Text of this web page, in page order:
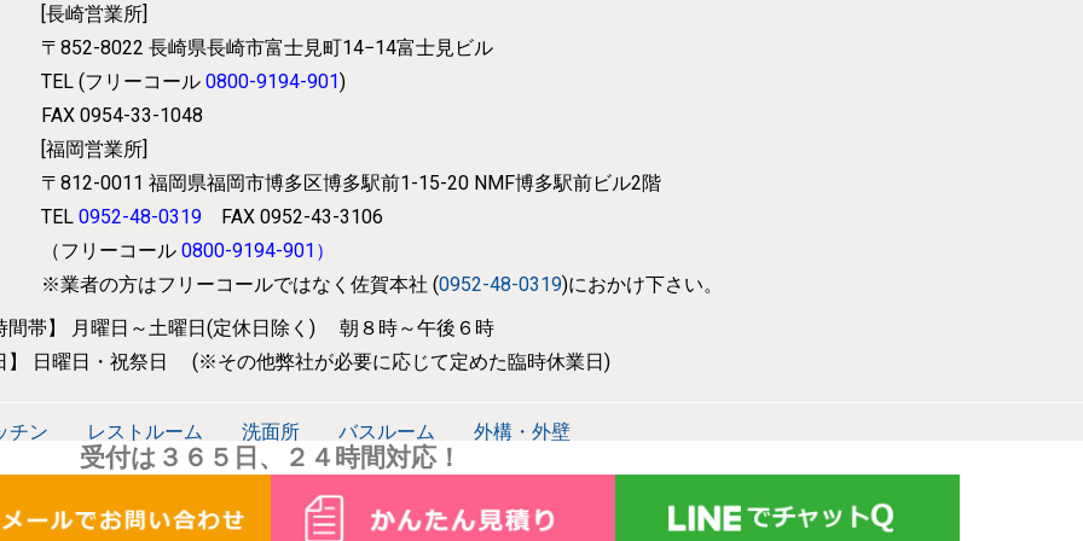
[長崎営業所]
〒852-8022長崎県長崎市富士見町14−14富士見ビル
TEL (フリーコール0800-9194-901)
FAX 0954-33-1048
[福岡営業所]
〒812-0011福岡県福岡市博多区博多駅前1-15-20 NMF博多駅前ビル2階
TEL0952-48-0319
FAX 0952-43-3106
（フリーコール0800-9194-901 ）
※業者の方はフリーコールではなく佐賀本社 (0952-48-0319)におかけ下さい。
帯】
月曜日～土曜日(定休日除く) 朝８時～午後６時
日曜日・祝祭日 (※その他弊社が必要に応じて定めた臨時休業日)
チン レストルーム 洗面所 バスルーム
外構・外壁
太陽光発電・蓄電池事業 ヘルスケア事業
受付は３６５日、２４時間対応！